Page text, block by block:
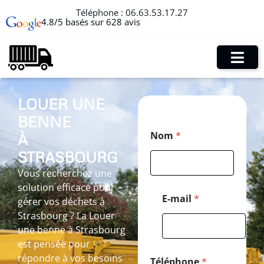
Téléphone : 06.63.53.17.27
4.8/5 basés sur 628 avis
LOUER UNE
BENNE
À
STRASBOURG
Vous recherchez une
solution efficace pour
gérer vos déchets à
Strasbourg ? La Louer
une benne à Strasbourg
est pensée pour
répondre à vos besoins
Nom *
E-mail *
t
a
l
T
é
l
é
p
h
o